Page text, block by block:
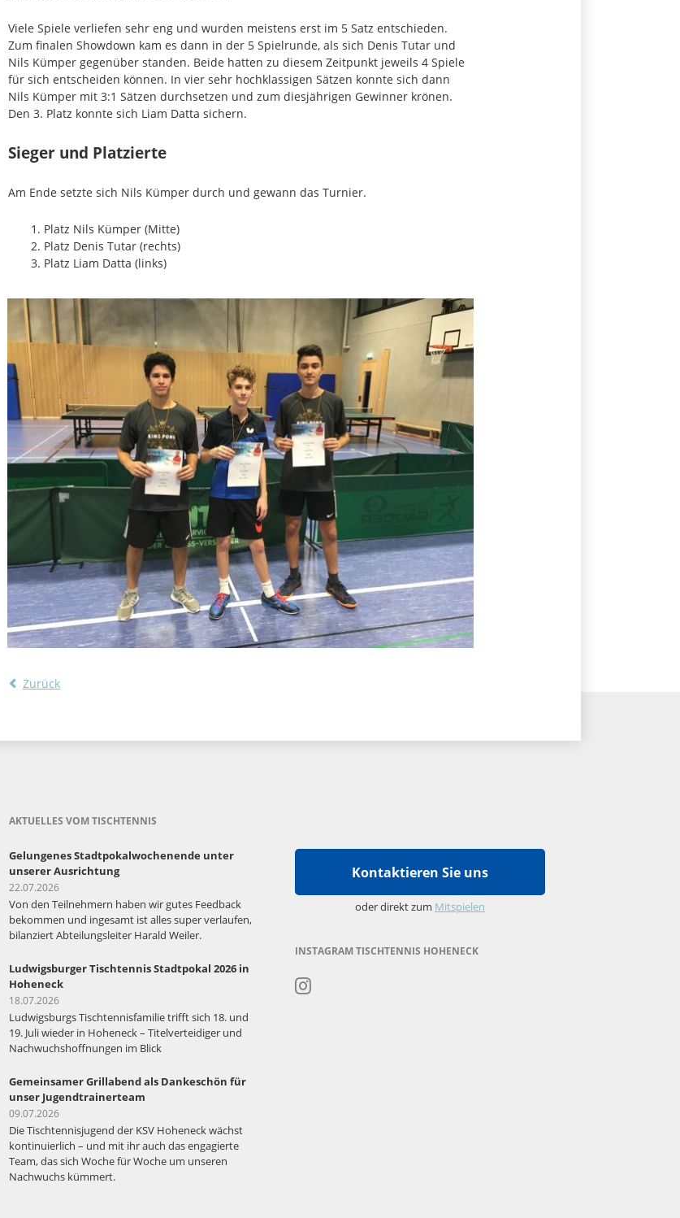
Viele Spiele verliefen sehr eng und wurden meistens erst im 5 Satz entschieden.
Zum finalen Showdown kam es dann in der 5 Spielrunde, als sich Denis Tutar und
Nils Kümper gegenüber standen. Beide hatten zu diesem Zeitpunkt jeweils 4 Spiele
für sich entscheiden können. In vier sehr hochklassigen Sätzen konnte sich dann
Nils Kümper mit 3:1 Sätzen durchsetzen und zum diesjährigen Gewinner krönen.
Den 3. Platz konnte sich Liam Datta sichern.
Sieger und Platzierte
Am Ende setzte sich Nils Kümper durch und gewann das Turnier.
Platz Nils Kümper (Mitte)
Platz Denis Tutar (rechts)
Platz Liam Datta (links)
Zurück
AKTUELLES VOM TISCHTENNIS
Gelungenes Stadtpokalwochenende unter
unserer Ausrichtung
22.07.2026
Von den Teilnehmern haben wir gutes Feedback
bekommen und ingesamt ist alles super verlaufen,
bilanziert Abteilungsleiter Harald Weiler.
Ludwigsburger Tischtennis Stadtpokal 2026 in
Hoheneck
18.07.2026
Ludwigsburgs Tischtennisfamilie trifft sich 18. und
19. Juli wieder in Hoheneck – Titelverteidiger und
Nachwuchshoffnungen im Blick
Gemeinsamer Grillabend als Dankeschön für
unser Jugendtrainerteam
09.07.2026
Die Tischtennisjugend der KSV Hoheneck wächst
kontinuierlich – und mit ihr auch das engagierte
Team, das sich Woche für Woche um unseren
Nachwuchs kümmert.
Kontaktieren Sie uns
oder direkt zum Mitspielen
INSTAGRAM TISCHTENNIS HOHENECK